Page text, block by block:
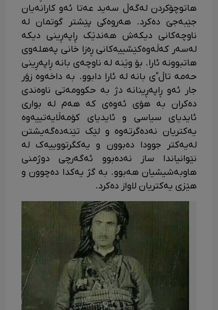
هاتوچۆکردن لەگەڵ سەید عەتا ئەو کارانەیان
جێبەجێ دەکرد. هەروەکی پێشتر گوتمان لە
ناوچەکانی دیکەش هەندێک ڕاپەڕینی دیکە
لەسەر کەڵەوەکێشییەکانی ڕەزا خانی پەهلەوی
هاتبوونە ئارا. بۆ وێنە لە ناوچەی بانە ڕاپەڕینی
حەمە تاڵ"ی بانە لە ئارا دابوو. بە داخەوە زۆر
جار ئەو ڕاپەڕینانە دژ بە حکوومەتی ناوەندی
دەکران بە هۆی ئەوەی کە هەم لە بواری
ئایدیای سیاسی و ئایدیای کۆمەڵایەتییەوە
یەکتریان نەدەگرتەوە و لێک تێنەدەگەیشتن
لەیەکتر جوودا دەبوون و یەکگرتووییەک لە
نێوانیاندا ساز نەدەبوو ئەگەرچی دوژمنی
هاوبەشیشیان هەبوو. بە گژ یەکدا دەچوون و
هێزی یەکتریان لاواز دەکرد.